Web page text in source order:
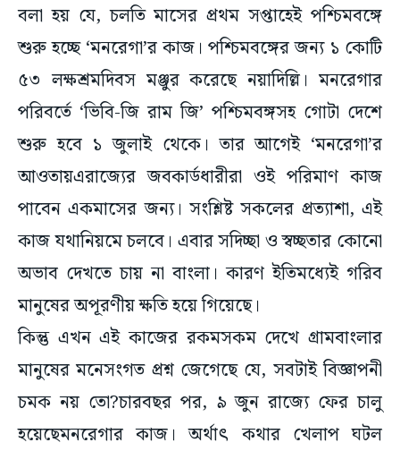
বলা হয় যে, চলতি মাসের প্রথম সপ্তাহেই পশ্চিমবঙ্গে
শুরু হচ্ছে ‘মনরেগা’র কাজ। পশ্চিমবঙ্গের জন্য ১ কোটি
৫৩ লক্ষশ্রমদিবস মঞ্জুর করেছে নয়াদিল্লি। মনরেগার
পরিবর্তে ‘ভিবি-জি রাম জি’ পশ্চিমবঙ্গসহ গোটা দেশে
শুরু হবে ১ জুলাই থেকে। তার আগেই ‘মনরেগা’র
আওতায়এরাজ্যের জবকার্ডধারীরা ওই পরিমাণ কাজ
পাবেন একমাসের জন্য। সংশ্লিষ্ট সকলের প্রত্যাশা, এই
কাজ যথানিয়মে চলবে। এবার সদিচ্ছা ও স্বচ্ছতার কোনো
অভাব দেখতে চায় না বাংলা। কারণ ইতিমধ্যেই গরিব
মানুষের অপূরণীয় ক্ষতি হয়ে গিয়েছে।
কিন্তু এখন এই কাজের রকমসকম দেখে গ্রামবাংলার
মানুষের মনেসংগত প্রশ্ন জেগেছে যে, সবটাই বিজ্ঞাপনী
চমক নয় তো?চারবছর পর, ৯ জুন রাজ্যে ফের চালু
হয়েছেমনরেগার কাজ। অর্থাৎ কথার খেলাপ ঘটল